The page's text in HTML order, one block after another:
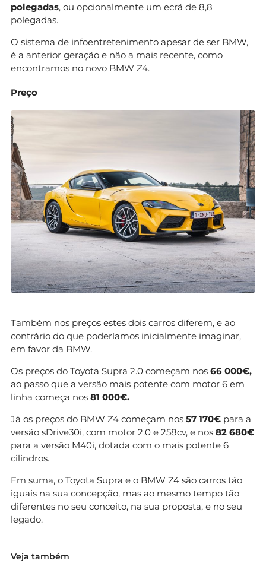
polegadas, ou opcionalmente um ecrã de 8,8
polegadas.
O sistema de infoentretenimento apesar de ser BMW,
é a anterior geração e não a mais recente, como
encontramos no novo BMW Z4.
Preço
Também nos preços estes dois carros diferem, e ao
contrário do que poderíamos inicialmente imaginar,
em favor da BMW.
Os preços do Toyota Supra 2.0 começam nos 66 000€,
ao passo que a versão mais potente com motor 6 em
linha começa nos 81 000€.
Já os preços do BMW Z4 começam nos 57 170€ para a
versão sDrive30i, com motor 2.0 e 258cv, e nos 82 680€
para a versão M40i, dotada com o mais potente 6
cilindros.
Em suma, o Toyota Supra e o BMW Z4 são carros tão
iguais na sua concepção, mas ao mesmo tempo tão
diferentes no seu conceito, na sua proposta, e no seu
legado.
Veja também